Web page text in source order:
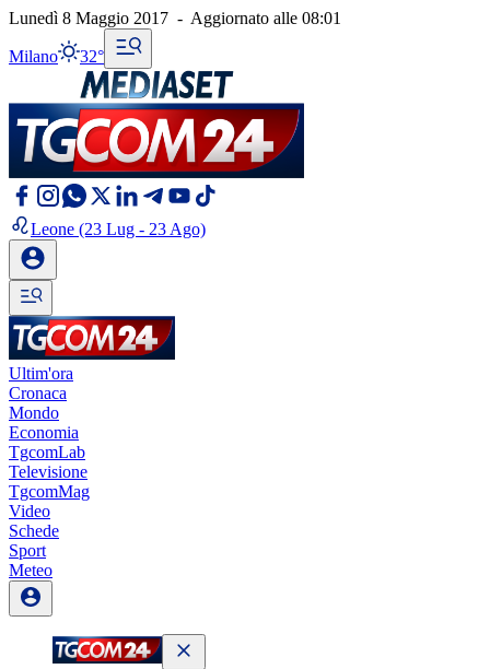
Lunedì 8 Maggio 2017 - Aggiornato alle 08:01
Milano 32°
Leone (23 Lug - 23 Ago)
Ultim'ora
Cronaca
Mondo
Economia
TgcomLab
Televisione
TgcomMag
Video
Schede
Sport
Meteo